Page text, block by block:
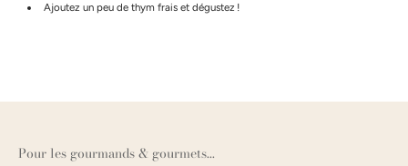
Ajoutez un peu de thym frais et dégustez !
Pour les gourmands & gourmets...